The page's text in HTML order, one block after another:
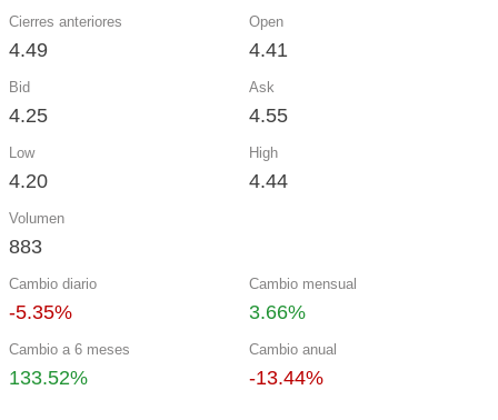
Cierres anteriores
4.49
Open
4.41
Bid
4.25
Ask
4.55
Low
4.20
High
4.44
Volumen
883
Cambio diario
-5.35%
Cambio mensual
3.66%
Cambio a 6 meses
133.52%
Cambio anual
-13.44%